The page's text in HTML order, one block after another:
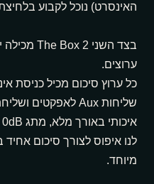
האינסרט) נוכל לקבוע
ערוצים.
לנו איפוס לצורך סיכום
מיוחד.
מבקש הדגמה עבור: